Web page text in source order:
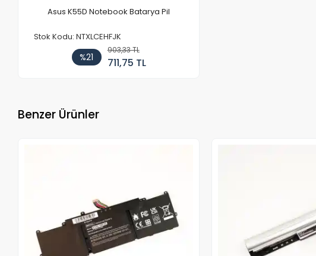
Asus K55D Notebook Batarya Pil
Stok Kodu: NTXLCEHFJK
%21
903,33 TL
711,75 TL
Benzer Ürünler